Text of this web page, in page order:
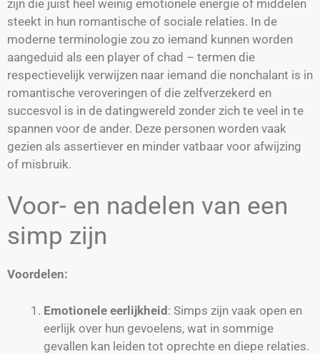
zijn die juist heel weinig emotionele energie of middelen
steekt in hun romantische of sociale relaties. In de
moderne terminologie zou zo iemand kunnen worden
aangeduid als een player of chad – termen die
respectievelijk verwijzen naar iemand die nonchalant is in
romantische veroveringen of die zelfverzekerd en
succesvol is in de datingwereld zonder zich te veel in te
spannen voor de ander. Deze personen worden vaak
gezien als assertiever en minder vatbaar voor afwijzing
of misbruik.
Voor- en nadelen van een
simp zijn
Voordelen:
Emotionele eerlijkheid: Simps zijn vaak open en
eerlijk over hun gevoelens, wat in sommige
gevallen kan leiden tot oprechte en diepe relaties.